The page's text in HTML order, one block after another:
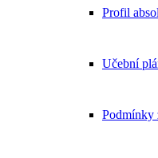
Profil
Učební
Podmínky